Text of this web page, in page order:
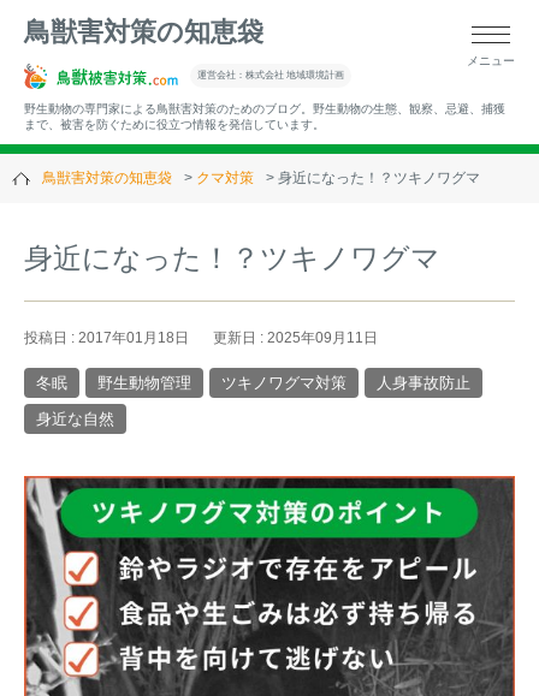
鳥獣害対策の知恵袋
運営会社：株式会社 地域環境計画
野生動物の専門家による鳥獣害対策のためのブログ。野生動物の生態、観察、忌避、捕獲
まで、被害を防ぐために役立つ情報を発信しています。
メニュー
▼キーワードから記事を探す
熊出没地域の対策法！安全な
アウトドアライフを送るため
ハクビシン対策の決定版「ハ
クビシン被害を減らすため
鳥獣害対策の知恵袋 クマ対策 身近になった！？ツキノワグマ
身近になった！？ツキノワグマ
投稿日 : 2017年01月18日 更新日 : 2025年09月11日
冬眠 野生動物管理 ツキノワグマ対策
人身事故防止
身近な自然